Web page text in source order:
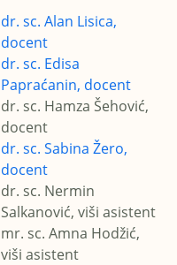
dr. sc. Alan Lisica,
docent
dr. sc. Edisa
Papraćanin, docent
dr. sc. Hamza Šehović,
docent
dr. sc. Sabina Žero,
docent
dr. sc. Nermin
Salkanović, viši asistent
mr. sc. Amna Hodžić,
viši asistent